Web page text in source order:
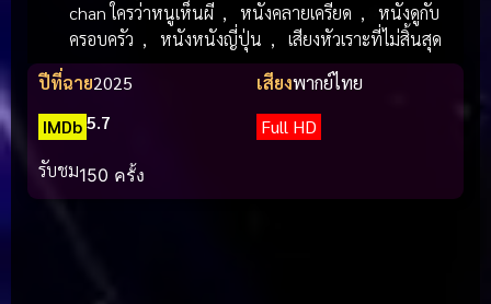
chan ใครว่าหนูเห็นผี , หนังคลายเครียด ,
หนังดูกับ
ครอบครัว , หนังหนังญี่ปุ่น ,
เสียงหัวเราะที่ไม่สิ้นสุด
ปีที่ฉาย2025 เสียงพากย์ไทย
IMDb5.7
Full HD
รับชม150 ครั้ง